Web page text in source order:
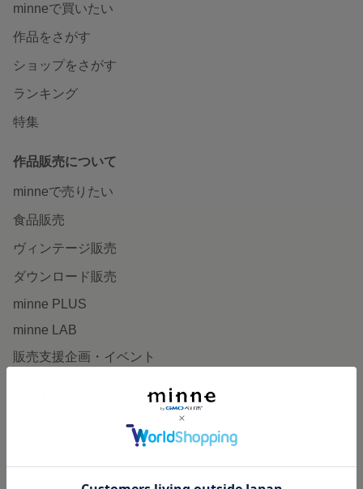
minneで買いたい
作品をさがす
ショップをさがす
ランキング
特集
作品販売について
minneで売りたい
食品販売
ヴィンテージ販売
ダウンロード販売
minne PLUS
minne LAB
販売支援企画・イベント
minneとものづくりと